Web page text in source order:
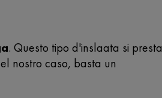
. Questo tipo d'inslaata si presta
nostro caso, basta un